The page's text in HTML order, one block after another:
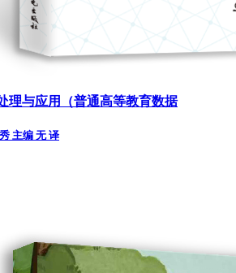
理与应用（普通高等教育数据
主编 无 译